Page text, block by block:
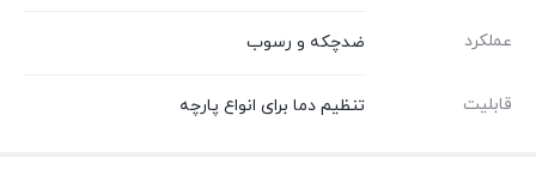
عملکرد ضدچکه و رسوب
قابلیت تنظیم دما برای انواع پارچه